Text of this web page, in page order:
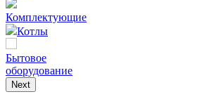
Комплектующие
Котлы
Бытовое
оборудование
Next